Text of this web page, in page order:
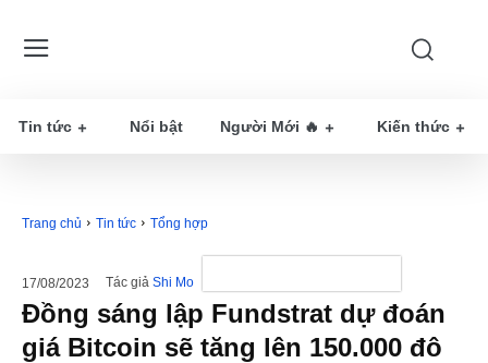
Tin tức Nổi bật Người Mới 🔥 Kiến thức
Trang chủ Tin tức Tổng hợp
17/08/2023 Tác giả Shi Mo
Đồng sáng lập Fundstrat dự đoán
giá Bitcoin sẽ tăng lên 150.000 đô